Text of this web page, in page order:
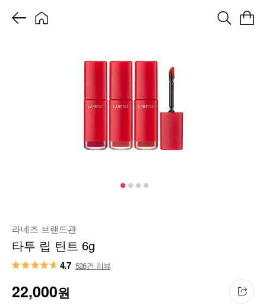
라네즈 브랜드관
타투 립 틴트 6g
4.7 526건 리뷰
22,000원